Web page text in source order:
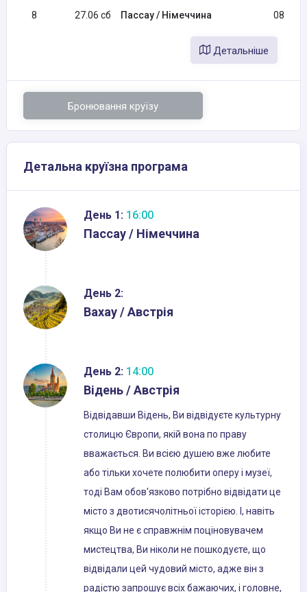
8 27.06 сб Пассау / Німеччина 08:00
Детальніше
Бронювання круїзу
Детальна круїзна програма
День 1: 16:00
Пассау / Німеччина
День 2:
Вахау / Австрія
День 2: 14:00
Відень / Австрія
Відвідавши Відень, Ви відвідуєте культурну
столицю Європи, якій вона по праву
вважається. Ви всією душею вже любите
або тільки хочете полюбити оперу і музеї,
тоді Вам обов'язково потрібно відвідати це
місто з двотисячолітньої історією. І, навіть
якщо Ви не є справжнім поціновувачем
мистецтва, Ви ніколи не пошкодуєте, що
відвідали цей чудовий місто, адже він з
радістю запрошує всіх бажаючих, і головне,